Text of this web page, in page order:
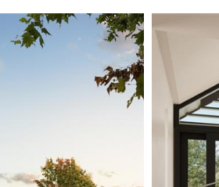
nog een extra slaapkamer en een
het perceel direct aan vaarwater,
Vinkeveense Plassen, één van de